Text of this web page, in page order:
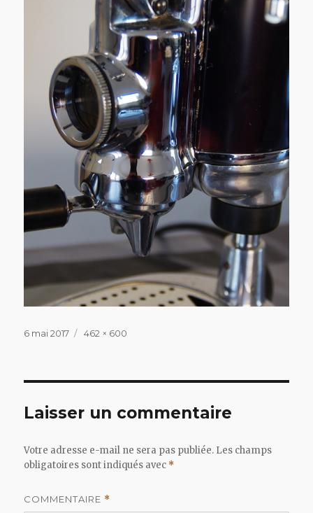
Publié
6 mai 2017
Taille
462 × 600
Laisser un commentaire
Votre adresse e-mail ne sera pas publiée. Les champs
obligatoires sont indiqués avec *
COMMENTAIRE *